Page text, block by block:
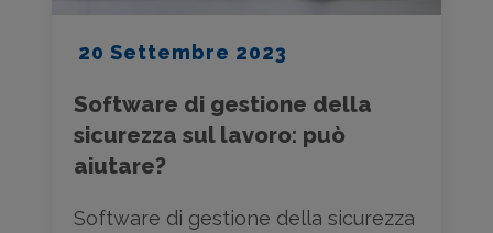
20 Settembre 2023
Software di gestione della
sicurezza sul lavoro: può
aiutare?
Software di gestione della sicurezza